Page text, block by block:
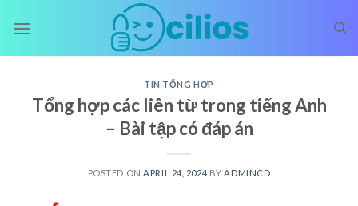
TIN TỔNG HỢP
Tổng hợp các liên từ trong tiếng Anh
– Bài tập có đáp án
POSTED ON APRIL 24, 2024 BY ADMINCD